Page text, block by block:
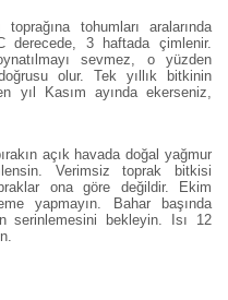
toprağına tohumları aralarında
derecede, 3 haftada çimlenir.
sevmez, o yüzden
olur. Tek yıllık bitkinin
yıl Kasım ayında ekerseniz,
açık havada doğal yağmur
Verimsiz toprak bitkisi
ona göre değildir. Ekim
yapmayın. Bahar başında
serinlemesini bekleyin. Isı 12